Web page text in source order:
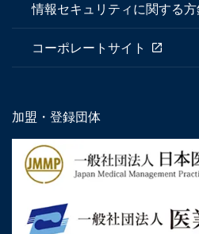
情報セキュリティに関する
コーポレートサイト
加盟・登録団体